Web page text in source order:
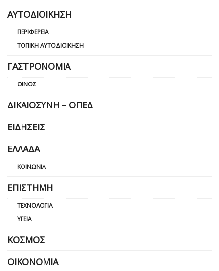
ΑΥΤΟΔΙΟΊΚΗΣΗ
ΠΕΡΙΦΈΡΕΙΑ
ΤΟΠΙΚΉ ΑΥΤΟΔΙΟΊΚΗΣΗ
ΓΑΣΤΡΟΝΟΜΊΑ
ΟΊΝΟΣ
ΔΙΚΑΙΟΣΎΝΗ – ΟΠΕΔ
ΕΙΔΉΣΕΙΣ
ΕΛΛΆΔΑ
ΚΟΙΝΩΝΊΑ
ΕΠΙΣΤΉΜΗ
ΤΕΧΝΟΛΟΓΊΑ
ΥΓΕΊΑ
ΚΌΣΜΟΣ
ΟΙΚΟΝΟΜΊΑ